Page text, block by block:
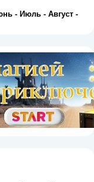
-Июль -Август -